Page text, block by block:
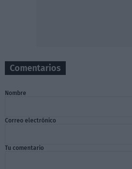
Comentarios
Nombre
Correo electrónico
Tu comentario